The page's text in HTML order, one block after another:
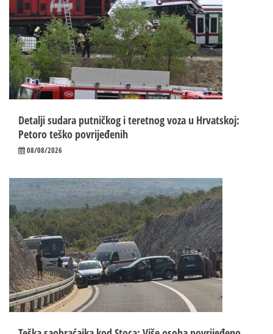
Detalji sudara putničkog i teretnog voza u Hrvatskoj:
Petoro teško povrijeđenih
08/08/2026